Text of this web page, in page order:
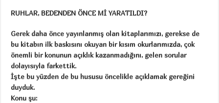
RUHLAR, BEDENDEN ÖNCE Mİ YARATILDI?
Gerek daha önce yayınlanmış olan kitaplarımızı, gerekse de
bu kitabın ilk baskısını okuyan bir kısım okurlarımızda, çok
önemli bir konunun açıklık kazanmadığını, gelen sorular
dolayısıyla farkettik.
İşte bu yüzden de bu hususu öncelikle açıklamak gereğini
duyduk.
Konu şu: